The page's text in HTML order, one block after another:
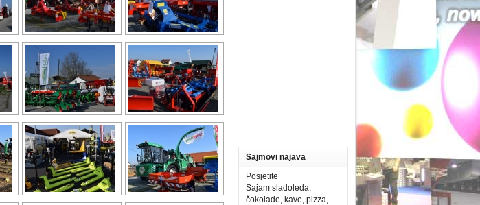
Sajmovi najava
Posjetite
Sajam sladoleda,
čokolade, kave, pizza,